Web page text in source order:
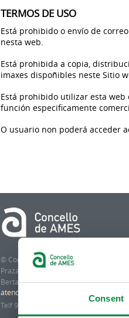
Consent
TERMOS DE USO
Está prohibido o envío de
nesta web.
Está prohibida a copia,
imaxes dispoñibles neste Sitio
Está prohibido utilizar esta
función especificamente
O usuario non poderá acceder
© Concello de Ames
Praza do Concello, 2 |15220
Bertamiráns (Ames)
Telf 981 883 002 | Fax 981 883 925